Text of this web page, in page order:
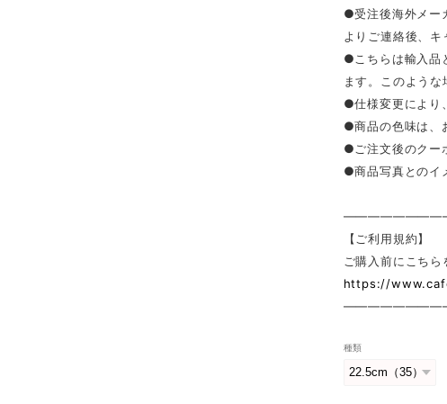
●受注後海外メー
よりご連絡後、キ
●こちらは輸入品
ます。このよう
●仕様変更により
●商品の色味は、
●ご注文後のクー
●商品写真とのイ
【ご利用規約】
ご購入前にこち
https://
種類